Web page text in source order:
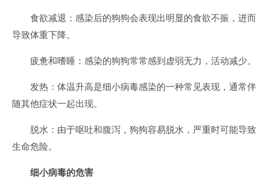
食欲减退：感染后的狗狗会表现出明显的食欲不振，进而
导致体重下降。
疲惫和嗜睡：感染的狗狗常常感到虚弱无力，活动减少。
发热：体温升高是细小病毒感染的一种常见表现，通常伴
随其他症状一起出现。
脱水：由于呕吐和腹泻，狗狗容易脱水，严重时可能导致
生命危险。
细小病毒的危害